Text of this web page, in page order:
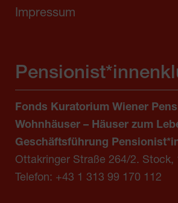
Impressum
Fonds Kuratorium Wiener
Wohnhäuser – Häuser zum
Geschäftsführung
Ottakringer Straße 264/2. Stock,
Telefon: +43 1 313 99 170 112